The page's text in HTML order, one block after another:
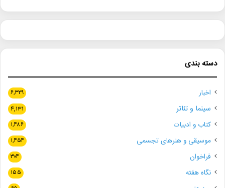
دسته بندی
اخبار ۶,۳۲۹
سینما و تئاتر ۴,۱۳۱
کتاب و ادبیات ۱,۴۸۶
موسیقی و هنرهای تجسمی ۱,۴۵۴
فراخوان ۳۰۴
نگاه هفته ۱۵۵